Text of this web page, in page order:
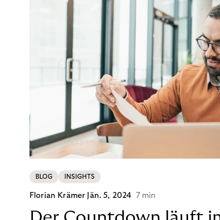
BLOG INSIGHTS
Florian Krämer Jän. 5, 2024 7 min